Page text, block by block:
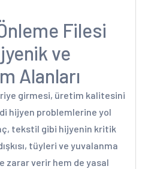
Filesi
ve
Alanları
girmesi, üretim kalitesini
hijyen problemlerine yol
tekstil gibi hijyenin kritik
tüyleri ve yuvalanma
zarar verir hem de yasal